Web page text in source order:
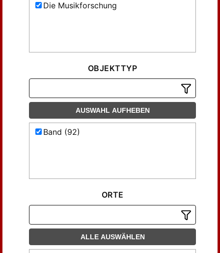
Die Musikforschung
OBJEKTTYP
AUSWAHL AUFHEBEN
Band (92)
ORTE
ALLE AUSWÄHLEN